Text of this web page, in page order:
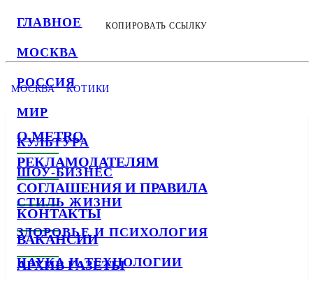
ГЛАВНОЕ
МОСКВА
РОССИЯ
МИР
КУЛЬТУРА
ШОУ-БИЗНЕС
СТИЛЬ ЖИЗНИ
ЗДОРОВЬЕ И ПСИХОЛОГИЯ
НАУКА И ТЕХНОЛОГИИ
КОПИРОВАТЬ ССЫЛКУ
МОСКВА КОТИКИ
О METRO
РЕКЛАМОДАТЕЛЯМ
СОГЛАШЕНИЯ И ПРАВИЛА
КОНТАКТЫ
ВАКАНСИИ
АРХИВ ГАЗЕТЫ